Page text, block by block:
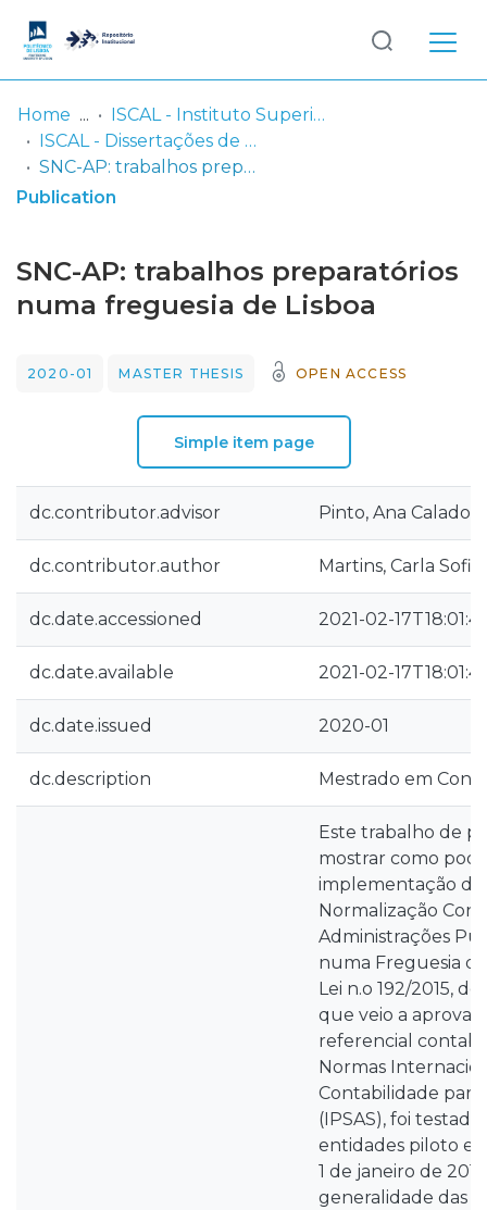
Communities
& Collections
Log
In
Home
ISCAL - Instituto Superior de Contabilidade e Administração de Lisboa
ISCAL - Dissertações de Mestrado
SNC-AP: trabalhos preparatórios numa freguesia de Lisboa
Publication
SNC-AP: trabalhos preparatórios
numa freguesia de Lisboa
2020-01 MASTER THESIS OPEN ACCESS
Simple item page
dc.contributor.advisor Pinto, Ana Calado
dc.contributor.author Martins, Carla
dc.date.accessioned 2021-02-
dc.date.available 2021-02-
dc.date.issued 2020-01
dc.description Mestrado em
Este trabalho de
mostrar como
implementação do
Normalização
Administrações
numa Freguesia
Lei n.o 192/2015,
que veio a aprovar
referencial
Normas
Contabilidade
(IPSAS), foi
entidades piloto e
1 de janeiro de
generalidade das